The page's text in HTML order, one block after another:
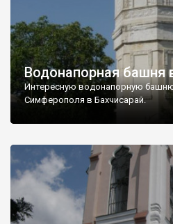
Водонапорная башня
Интересную водонапорную
Симферополя в Бахчисарай.